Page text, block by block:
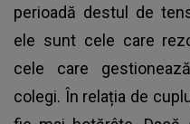
perioadă destul de
ele sunt cele care
cele care
colegi. În relația de